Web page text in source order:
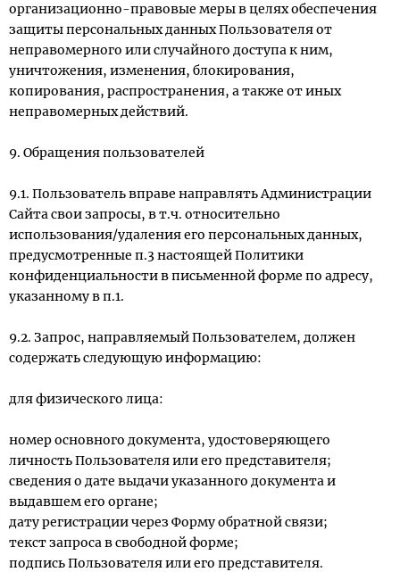
организационно-правовые меры в целях обеспечения
защиты персональных данных Пользователя от
неправомерного или случайного доступа к ним,
уничтожения, изменения, блокирования,
копирования, распространения, а также от иных
неправомерных действий.
9. Обращения пользователей
9.1. Пользователь вправе направлять Администрации
Сайта свои запросы, в т.ч. относительно
использования/удаления его персональных данных,
предусмотренные п.3 настоящей Политики
конфиденциальности в письменной форме по адресу,
указанному в п.1.
9.2. Запрос, направляемый Пользователем, должен
содержать следующую информацию:
для физического лица:
номер основного документа, удостоверяющего
личность Пользователя или его представителя;
сведения о дате выдачи указанного документа и
выдавшем его органе;
дату регистрации через Форму обратной связи;
текст запроса в свободной форме;
подпись Пользователя или его представителя.